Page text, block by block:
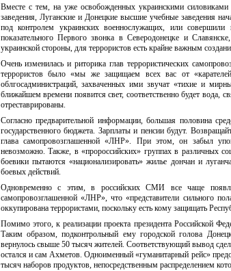
Вместе с тем, на уже освобожденных украинскими
заведения, Луганские и Донецкие высшие учебные заведения
под контролем украинских военнослужащих, или
показательного Первого звонка в Северодонецке и
украинской стороны, для террористов есть крайне важным
Очень изменилась и риторика глав террористических
террористов было «мы же защищаем всех вас от
облгосадминистраций, захваченных ими звучат «тихие и
ближайшем времени появится свет, соответственно будет
отреставрированы.
Согласно предварительной информации, большая половина
государственного бюджета. Зарплаты и пенсии будут.
глава самопровозглашенной «ЛНР». При этом, он забыл
невозможно. Также, в «пророссийских» группах в различных
боевики пытаются «национализировать» жилье дончан и
боевых действий.
Одновременно с этим, в российских СМИ все чаще
самопровозглашенной «ЛНР», что «представители сильного
оккупирована террористами, поскольку есть кому защищать
Помимо этого, к реализации проекта президента Российской
Таким образом, подконтрольный ему городской голова
вернулось свыше 50 тысяч жителей. Соответствующий вывод
остался и сам Ахметов. Одноименный «гуманитарный рейс»
тысяч наборов продуктов, непосредственным распределением